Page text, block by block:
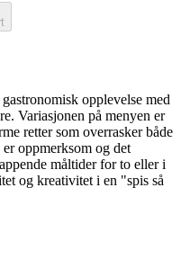
opplevelse med
Variasjonen på menyen er
retter som overrasker både
oppmerksom og det
måltider for to eller i
og kreativitet i en "spis så